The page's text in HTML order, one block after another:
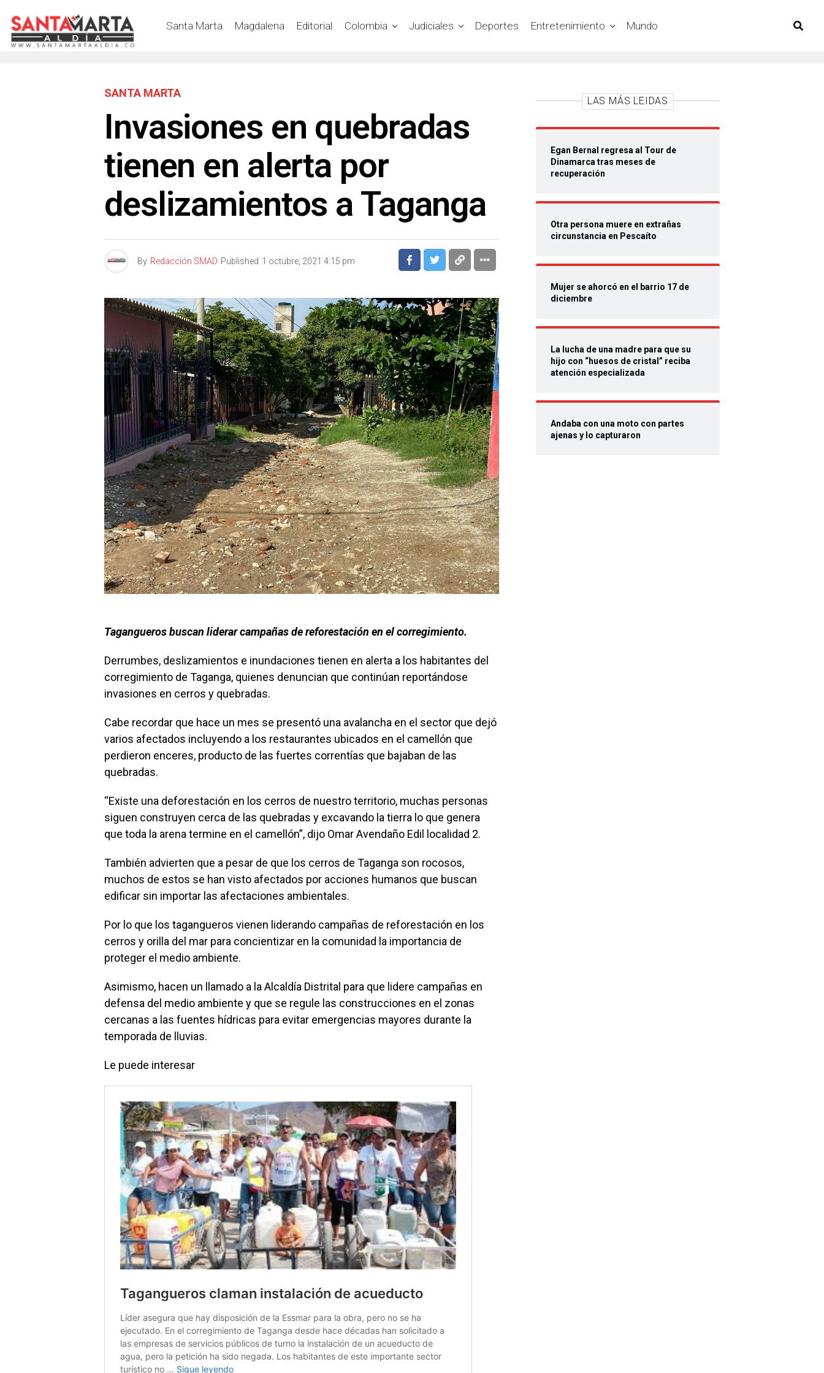
Santa Marta Magdalena Editorial Colombia Judiciales Deportes Entretenimiento Mundo
SANTA MARTA
Invasiones en quebradas
tienen en alerta por
deslizamientos a Taganga
By Redacción SMAD Published 1 octubre, 2021 4:15 pm
Tagangueros buscan liderar campañas de reforestación en el corregimiento.
Derrumbes, deslizamientos e inundaciones tienen en alerta a los habitantes del
corregimiento de Taganga, quienes denuncian que continúan reportándose
invasiones en cerros y quebradas.
Cabe recordar que hace un mes se presentó una avalancha en el sector que dejó
varios afectados incluyendo a los restaurantes ubicados en el camellón que
perdieron enceres, producto de las fuertes correntías que bajaban de las
quebradas.
“Existe una deforestación en los cerros de nuestro territorio, muchas personas
siguen construyen cerca de las quebradas y excavando la tierra lo que genera
que toda la arena termine en el camellón”, dijo Omar Avendaño Edil localidad 2.
También advierten que a pesar de que los cerros de Taganga son rocosos,
muchos de estos se han visto afectados por acciones humanos que buscan
edificar sin importar las afectaciones ambientales.
Por lo que los tagangueros vienen liderando campañas de reforestación en los
cerros y orilla del mar para concientizar en la comunidad la importancia de
proteger el medio ambiente.
Asimismo, hacen un llamado a la Alcaldía Distrital para que lidere campañas en
defensa del medio ambiente y que se regule las construcciones en el zonas
cercanas a las fuentes hídricas para evitar emergencias mayores durante la
temporada de lluvias.
Le puede interesar
LAS MÁS LEIDAS
Egan Bernal regresa al Tour de
Dinamarca tras meses de
recuperación
Otra persona muere en extrañas
circunstancia en Pescaíto
Mujer se ahorcó en el barrio 17 de
diciembre
La lucha de una madre para que su
hijo con “huesos de cristal” reciba
atención especializada
Andaba con una moto con partes
ajenas y lo capturaron